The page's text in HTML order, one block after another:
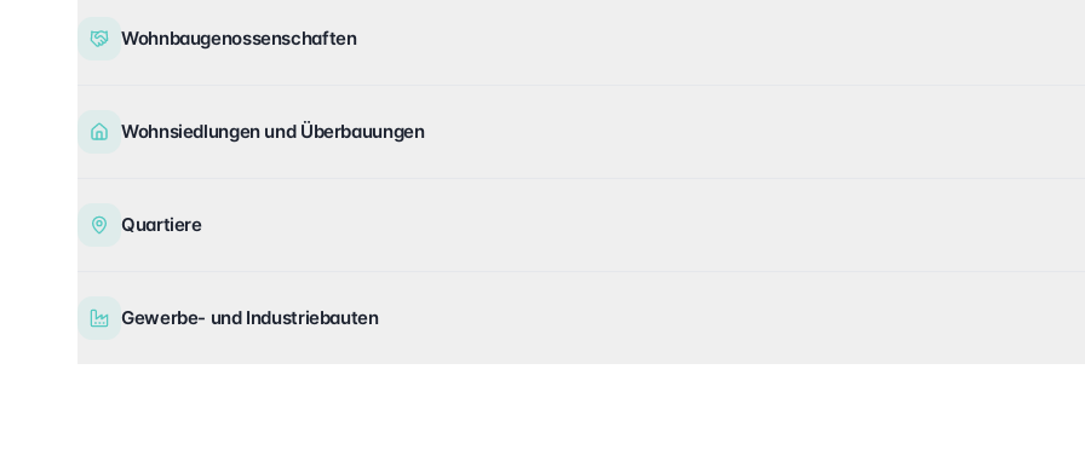
Wohnbaugenossenschaften
Wohnsiedlungen und Überbauungen
Quartiere
Gewerbe- und Industriebauten